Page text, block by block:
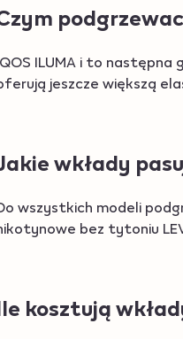
ILUMA i to następna
jeszcze większą
wkłady
wszystkich modeli
bez tytoniu
kosztują